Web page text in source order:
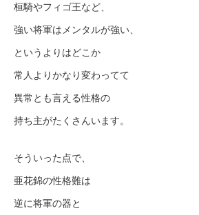
桓騎やフィゴ王など、
強い将軍はメンタルが強い、
というよりはどこか
常人よりかなり変わってて
異常とも言える性格の
持ち主がたくさんいます。
そういった点で、
亜花錦の性格難は
逆に将軍の器と